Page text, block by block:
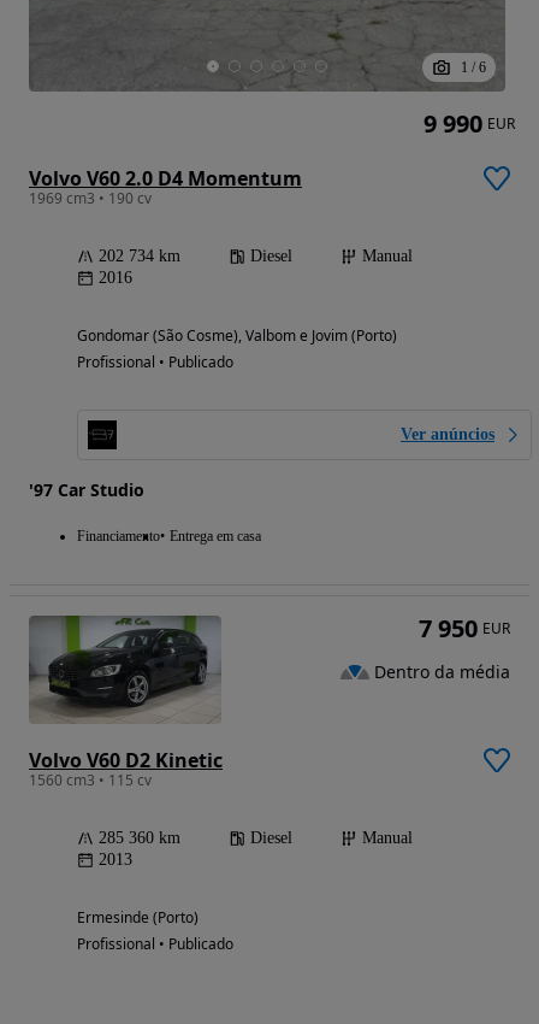
1 / 6
Volvo V60 2.0 D4 Momentum
1969 cm3 • 190 cv
202 734 km Diesel
Manual
2016
Gondomar (São Cosme), Valbom e Jovim (Porto)
Profissional • Publicado
Ver anúncios
'97 Car Studio
Financiamento Entrega em casa
9 990 EUR
Volvo V60 D2 Kinetic
1560 cm3 • 115 cv
285 360 km Diesel
Manual
2013
Ermesinde (Porto)
Profissional • Publicado
7 950 EUR
Dentro da média